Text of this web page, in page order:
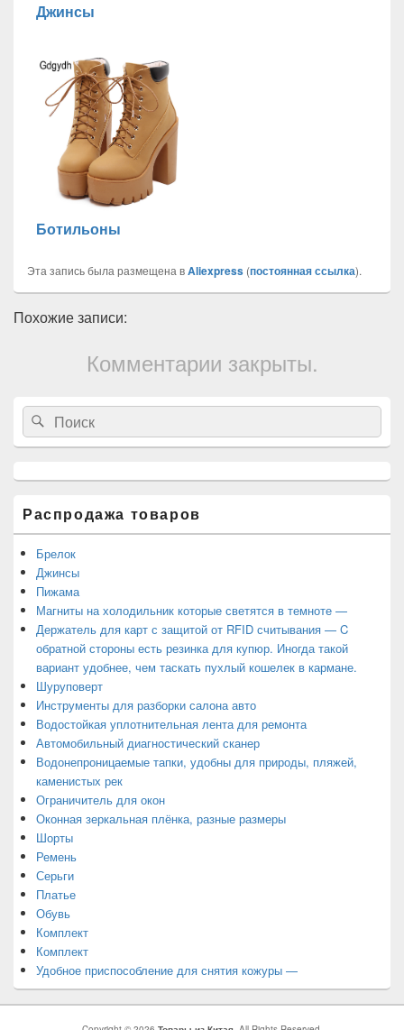
Джинсы
Ботильоны
Эта запись была размещена вAliexpress (постоянная ссылка).
Похожие записи:
Комментарии закрыты.
Область
основной
боковой
панели
Search
for:
Search
Распродажа товаров
Брелок
Джинсы
Пижама
Магниты на холодильник которые светятся в темноте —
Держатель для карт с защитой от RFID считывания — C
обратной стороны есть резинка для купюр. Иногда такой
вариант удобнее, чем таскать пухлый кошелек в кармане.
Шуруповерт
Инструменты для разборки салона авто
Водостойкая уплотнительная лента для ремонта
Автомобильный диагностический сканер
Водонепроницаемые тапки, удобны для природы, пляжей,
каменистых рек
Ограничитель для окон
Оконная зеркальная плёнка, разные размеры
Шорты
Ремень
Серьги
Платье
Обувь
Комплект
Комплект
Удобное приспособление для снятия кожуры —